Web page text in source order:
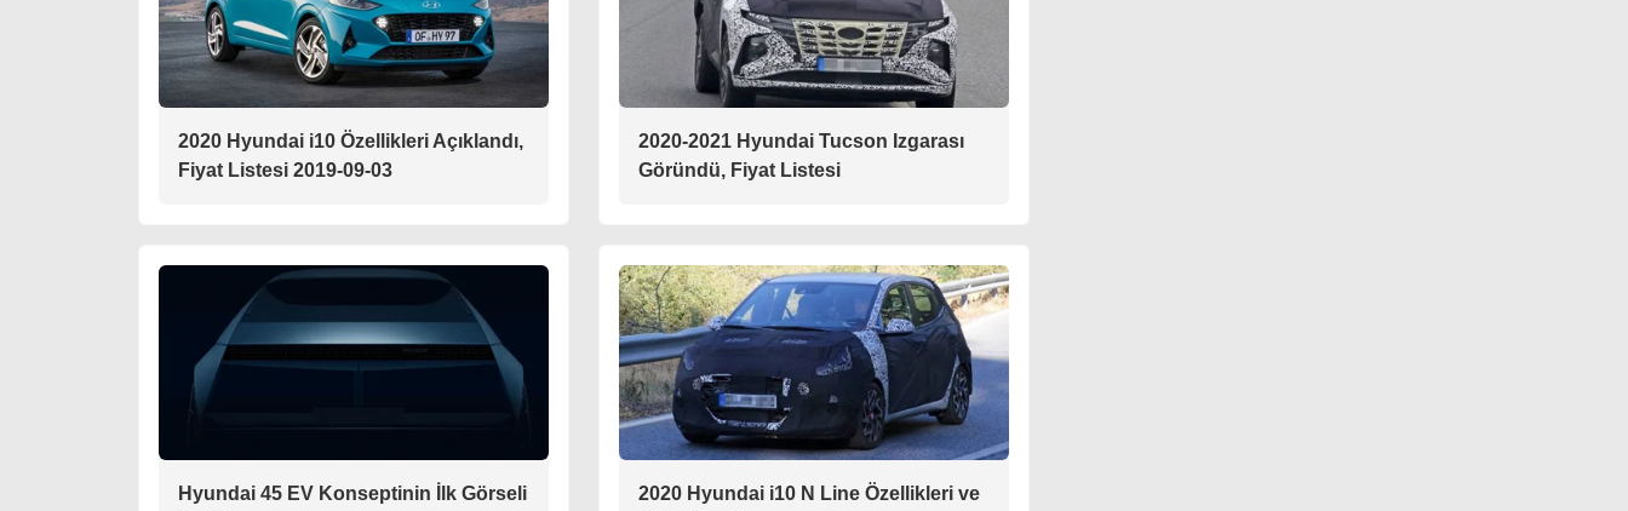
2020 Hyundai i10 Özellikleri Açıklandı,
Fiyat Listesi 2019-09-03
2020-2021 Hyundai Tucson Izgarası
Göründü, Fiyat Listesi
Hyundai 45 EV Konseptinin İlk Görseli
2020 Hyundai i10 N Line Özellikleri ve